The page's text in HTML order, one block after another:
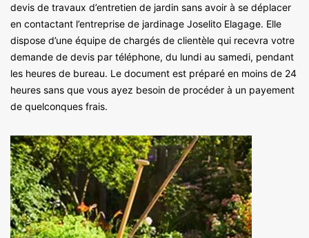
devis de travaux d’entretien de jardin sans avoir à se déplacer
en contactant l’entreprise de jardinage Joselito Elagage. Elle
dispose d’une équipe de chargés de clientèle qui recevra votre
demande de devis par téléphone, du lundi au samedi, pendant
les heures de bureau. Le document est préparé en moins de 24
heures sans que vous ayez besoin de procéder à un payement
de quelconques frais.